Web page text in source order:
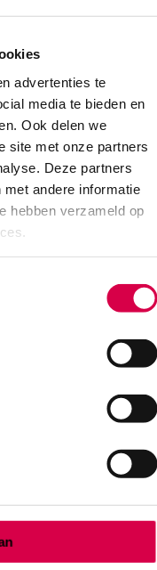
advertenties te
media te bieden en
Ook delen we
site met onze partners
Deze partners
andere informatie
hebben verzameld op
met
0.91